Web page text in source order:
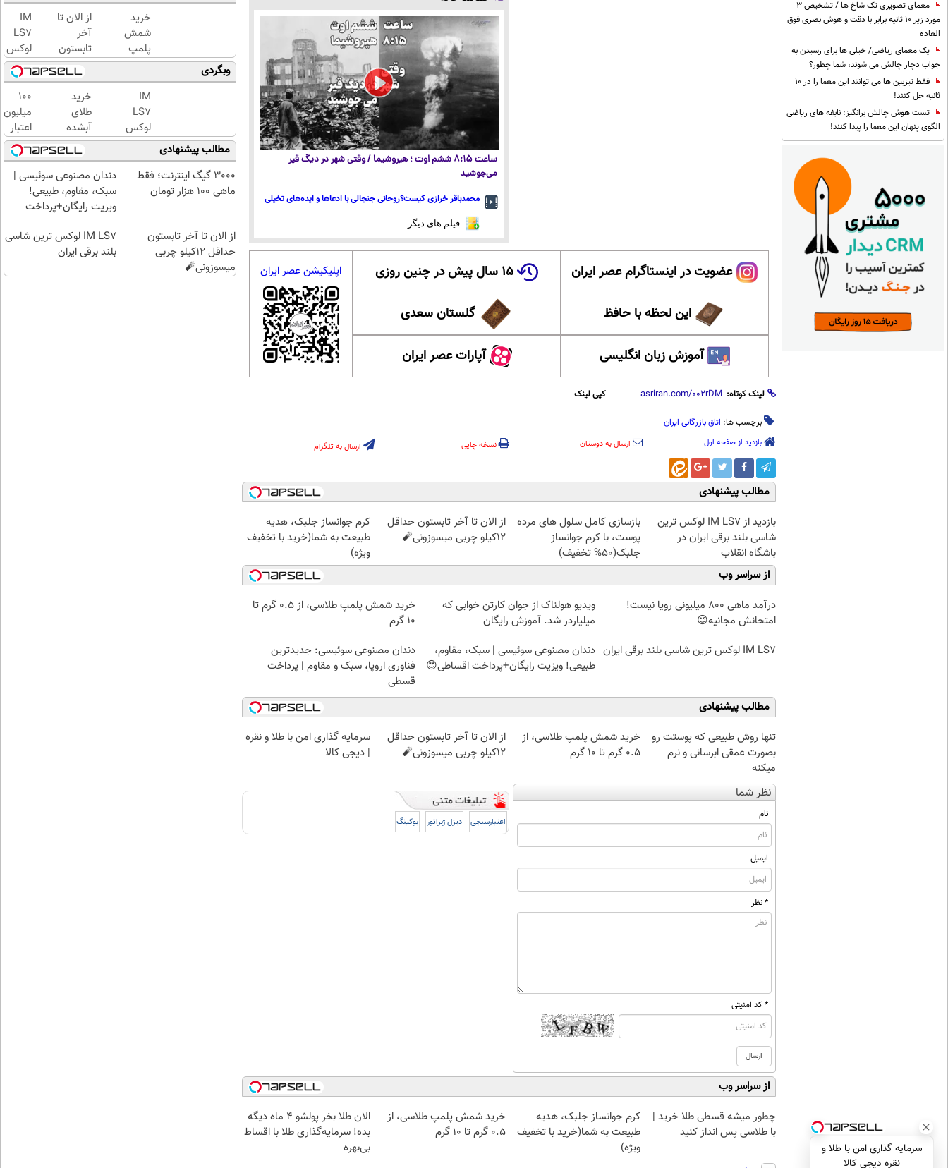
معمای تصویری تک شاخ ها / تشخیص 3
مورد زیر 10 ثانیه برابر با دقت و هوش بصری فوق
العاده
یک معمای ریاضی/ خیلی ها برای رسیدن به
جواب دچار چالش می شوند، شما چطور؟
فقط تیزبین ها می توانند این معما را در 10
ثانیه حل کنند!
تست هوش چالش برانگیز: نابغه های ریاضی
الگوی پنهان این معما را پیدا کنند!
ساعت ۸:۱۵ ششم اوت ؛ هیروشیما / وقتی شهر در دیگ قیر
می‌جوشید
محمدباقر خرازی کیست؟روحانی جنجالی با ادعاها و ایده‌های تخیلی
فیلم های دیگر
عضویت در اینستاگرام عصر ایران ۱۵ سال پیش در چنین روزی
این لحظه با حافظ گلستان سعدی
آموزش زبان انگلیسی آپارات عصر ایران
اپلیکیشن عصر ایران
لینک کوتاه: کپی لینک
برچسب ها: اتاق بازرگانی ایران
بازدید از صفحه اول ارسال به دوستان نسخه چاپی ارسال به تلگرام
مطالب پیشنهادی
بازدید از IM LS7 لوکس ترین
شاسی بلند برقی ایران در
باشگاه انقلاب
بازسازی کامل سلول های مرده
پوست، با کرم جوانساز
جلبک(50% تخفیف)
از الان تا آخر تابستون حداقل
12کیلو چربی میسوزونی🧨
کرم جوانساز جلبک، هدیه
طبیعت به شما(خرید با تخفیف
ویژه)
از سراسر وب
درآمد ماهی 800 میلیونی رویا نیست!
امتحانش مجانیه😉
ویدیو هولناک از جوان کارتن خوابی که
میلیاردر شد. آموزش رایگان
خرید شمش پلمپ طلاسی، از ۰.۵ گرم تا
۱۰ گرم
IM LS7 لوکس ترین شاسی بلند برقی ایران
دندان مصنوعی سوئیسی | سبک، مقاوم،
طبیعی! ویزیت رایگان+پرداخت اقساطی😍
دندان مصنوعی سوئیسی: جدیدترین
فناوری اروپا، سبک و مقاوم | پرداخت
قسطی
مطالب پیشنهادی
تنها روش طبیعی که پوستت رو
بصورت عمقی ابرسانی و نرم
میکنه
خرید شمش پلمپ طلاسی، از
۰.۵ گرم تا ۱۰ گرم
از الان تا آخر تابستون حداقل
12کیلو چربی میسوزونی🧨
سرمایه گذاری امن با طلا و نقره
| دیجی کالا
نظر شما
نام
ایمیل
* نظر
* کد امنیتی
اعتبارسنجی دیزل ژنراتور بوکینگ
از سراسر وب
چطور میشه قسطی طلا خرید |
با طلاسی پس انداز کنید
کرم جوانساز جلبک، هدیه
طبیعت به شما(خرید با تخفیف
ویژه)
خرید شمش پلمپ طلاسی، از
۰.۵ گرم تا ۱۰ گرم
الان طلا بخر پولشو 4 ماه دیگه
بده! سرمایه‌گذاری طلا با اقساط
بی‌بهره
خرید
شمش
پلمپ
طلاسی،
از ۰.۵
گرم تا
۱۰ گرم
از الان تا
آخر
تابستون
حداقل
12کیلو
چربی
میسوزونی
🧨
IM
LS7
لوکس
ترین
شاسی
بلند
برقی
ایران
وبگردی
IM
LS7
لوکس
ترین
شاسی
بلند
برقی
خرید
طلای
آبشده
حتی با
۱۰۰هزارتومان
100
میلیون
اعتبار
خرید
طلای
آب
شده
بگیر
مطالب پیشنهادی
3000 گیگ اینترنت؛ فقط
ماهی 100 هزار تومان
دندان مصنوعی سوئیسی |
سبک، مقاوم، طبیعی!
ویزیت رایگان+پرداخت
از الان تا آخر تابستون
حداقل 12کیلو چربی
میسوزونی🧨
IM LS7 لوکس ترین شاسی
بلند برقی ایران
سرمایه گذاری امن با طلا و
نقره دیجی کالا